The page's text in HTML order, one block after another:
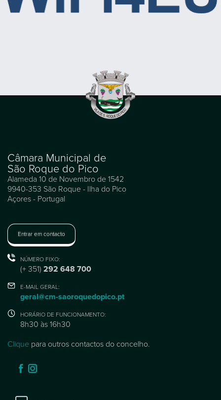
Câmara Municipal de
São Roque do Pico
Alameda 10 de Novembro de 1542
9940-353 São Roque - Ilha do Pico
Açores - Portugal
Entrar em contacto
NÚMERO FIXO:
(+ 351) 292 648 700
E-MAIL GERAL:
geral@cm-saoroquedopico.pt
HORÁRIO DE FUNCIONAMENTO:
8h30 às 16h30
Clique para outros contactos do concelho.